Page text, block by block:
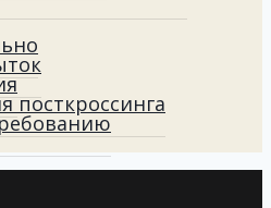
посткроссинга